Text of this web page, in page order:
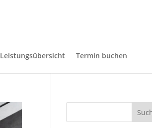
Leistungsübersicht Termin buchen